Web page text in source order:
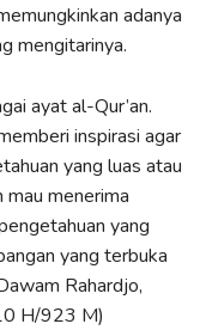
adanya
mengitarinya.
ayat al-Qur’an.
inspirasi agar
yang luas atau
mau menerima
yang
yang terbuka
Rahardjo,
H/923 M)